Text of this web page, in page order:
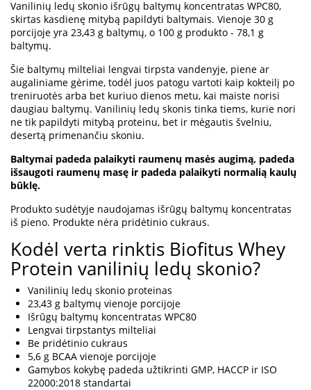
Vanilinių ledų skonio išrūgų baltymų koncentratas WPC80,
skirtas kasdienę mitybą papildyti baltymais. Vienoje 30 g
porcijoje yra 23,43 g baltymų, o 100 g produkto - 78,1 g
baltymų.
Šie baltymų milteliai lengvai tirpsta vandenyje, piene ar
augaliniame gėrime, todėl juos patogu vartoti kaip kokteilį po
treniruotės arba bet kuriuo dienos metu, kai maiste norisi
daugiau baltymų. Vanilinių ledų skonis tinka tiems, kurie nori
ne tik papildyti mitybą proteinu, bet ir mėgautis švelniu,
desertą primenančiu skoniu.
Baltymai padeda palaikyti raumenų masės augimą, padeda
išsaugoti raumenų masę ir padeda palaikyti normalią kaulų
būklę.
Produkto sudėtyje naudojamas išrūgų baltymų koncentratas
iš pieno. Produkte nėra pridėtinio cukraus.
Kodėl verta rinktis Biofitus Whey
Protein vanilinių ledų skonio?
Vanilinių ledų skonio proteinas
23,43 g baltymų vienoje porcijoje
Išrūgų baltymų koncentratas WPC80
Lengvai tirpstantys milteliai
Be pridėtinio cukraus
5,6 g BCAA vienoje porcijoje
Gamybos kokybę padeda užtikrinti GMP, HACCP ir ISO
22000:2018 standartai